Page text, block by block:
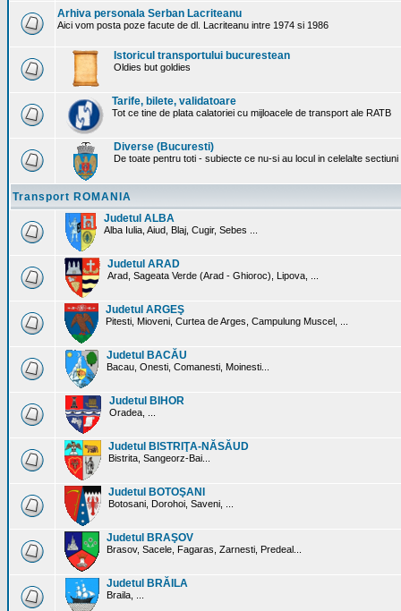
Arhiva personala Serban Lacriteanu
Aici vom posta poze facute de dl. Lacriteanu intre 1974 si 1986
Istoricul transportului bucurestean
Oldies but goldies
Tarife, bilete, validatoare
Tot ce tine de plata calatoriei cu mijloacele de transport ale RATB
Diverse (Bucuresti)
De toate pentru toti - subiecte ce nu-si au locul in celelalte
Transport ROMANIA
Judetul ALBA
Alba Iulia, Aiud, Blaj, Cugir, Sebes ...
Judetul ARAD
Arad, Sageata Verde (Arad - Ghioroc), Lipova, ...
Judetul ARGEŞ
Pitesti, Mioveni, Curtea de Arges, Campulung Muscel, ...
Judetul BACĂU
Bacau, Onesti, Comanesti, Moinesti...
Judetul BIHOR
Oradea, ...
Judetul BISTRIŢA-NĂSĂUD
Bistrita, Sangeorz-Bai...
Judetul BOTOŞANI
Botosani, Dorohoi, Saveni, ...
Judetul BRAŞOV
Brasov, Sacele, Fagaras, Zarnesti, Predeal...
Judetul BRĂILA
Braila, ...